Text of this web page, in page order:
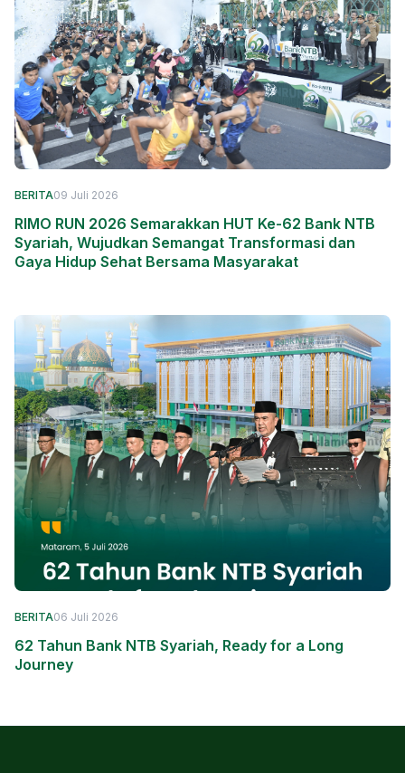
BERITA09 Juli 2026
RIMO RUN 2026 Semarakkan HUT Ke-62 Bank NTB
Syariah, Wujudkan Semangat Transformasi dan
Gaya Hidup Sehat Bersama Masyarakat
BERITA06 Juli 2026
62 Tahun Bank NTB Syariah, Ready for a Long
Journey